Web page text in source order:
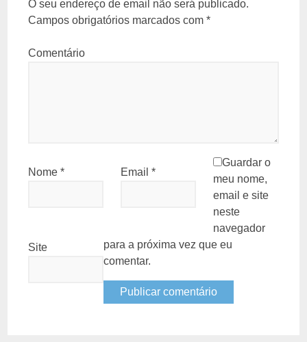
O seu endereço de email não será publicado.
Campos obrigatórios marcados com*
Comentário
Nome* Email *
Site
Guardar o
meu nome,
email e site
neste
navegador
para a próxima vez que eu
comentar.